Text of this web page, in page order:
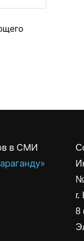
Сайт:
в СМИ
№
8